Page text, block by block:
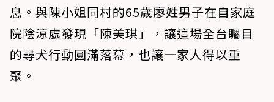
息。與陳小姐同村的65歲廖姓男子在自家庭
院陰涼處發現「陳美琪」，讓這場全台矚目
的尋犬行動圓滿落幕，也讓一家人得以重
聚。